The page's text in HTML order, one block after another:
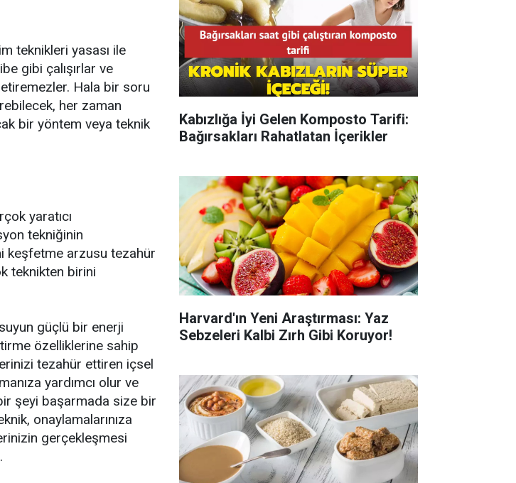
teknikleri yasası ile
gibi çalışırlar ve
Hala bir soru
her zaman
bir yöntem veya teknik
yaratıcı
tekniğinin
keşfetme arzusu tezahür
teknikten birini
suyun güçlü bir enerji
özelliklerine sahip
tezahür ettiren içsel
yardımcı olur ve
şeyi başarmada size bir
onaylamalarınıza
gerçekleşmesi
Kabızlığa İyi Gelen Komposto Tarifi:
Bağırsakları Rahatlatan İçerikler
Harvard'ın Yeni Araştırması: Yaz
Sebzeleri Kalbi Zırh Gibi Koruyor!